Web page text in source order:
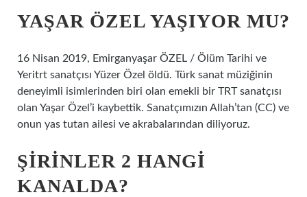
YAŞAR ÖZEL YAŞIYOR MU?
16 Nisan 2019, Emirganyaşar ÖZEL / Ölüm Tarihi ve
Yeritrt sanatçısı Yüzer Özel öldü. Türk sanat müziğinin
deneyimli isimlerinden biri olan emekli bir TRT sanatçısı
olan Yaşar Özel’i kaybettik. Sanatçımızın Allah’tan (CC) ve
onun yas tutan ailesi ve akrabalarından diliyoruz.
ŞIRINLER 2 HANGI
KANALDA?